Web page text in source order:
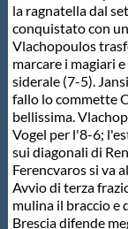
la ragnatella dal
conquistato con
Vlachopoulos
marcare i magiari
siderale (7-5).
fallo lo commette
bellissima.
Vogel per l'8-6;
sui diagonali di
Ferencvaros si va
Avvio di terza
mulina il braccio e
Brescia difende